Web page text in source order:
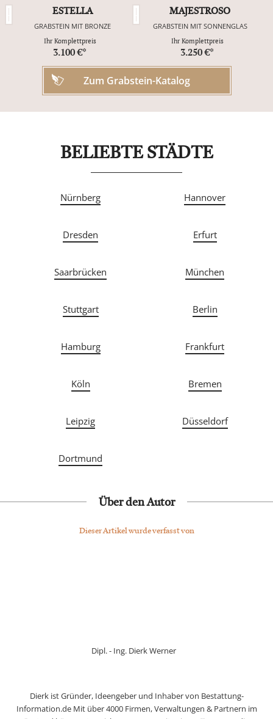
ESTELLA
GRABSTEIN MIT BRONZE
Ihr Komplettpreis
3.100 €*
MAJESTROSO
GRABSTEIN MIT SONNENGLAS
Ihr Komplettpreis
3.250 €*
Zum Grabstein-Katalog
BELIEBTE STÄDTE
Nürnberg Hannover
Dresden Erfurt
Saarbrücken München
Stuttgart Berlin
Hamburg Frankfurt
Köln Bremen
Leipzig Düsseldorf
Dortmund
Über den Autor
Dieser Artikel wurde verfasst von
Dipl. - Ing. Dierk Werner
Dierk ist Gründer, Ideengeber und Inhaber von Bestattung-
Information.de Mit über 4000 Firmen, Verwaltungen & Partnern im